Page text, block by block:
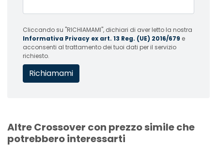
Cliccando su "RICHIAMAMI", dichiari di aver letto la nostra
Informativa Privacy ex art. 13 Reg. (UE) 2016/679 e
acconsenti al trattamento dei tuoi dati per il servizio
richiesto.
Altre Crossover con prezzo simile che
potrebbero interessarti